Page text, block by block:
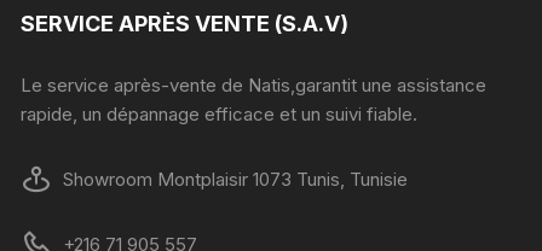
SERVICE APRÈS VENTE (S.A.V)
Le service après-vente de Natis,garantit une assistance
rapide, un dépannage efficace et un suivi fiable.
Showroom Montplaisir 1073 Tunis, Tunisie
+216 71 905 557